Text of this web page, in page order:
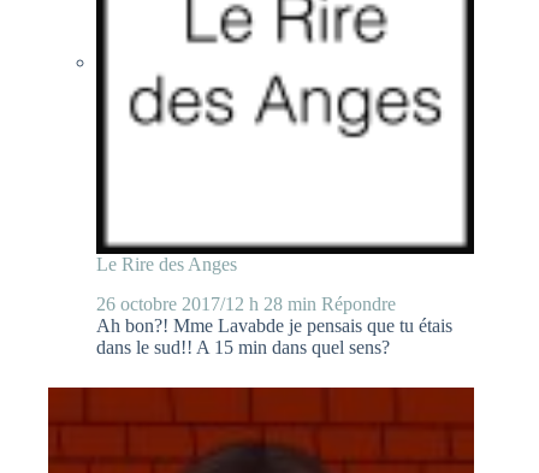
Le Rire des Anges
26 octobre 2017/12 h 28 min Répondre
Ah bon?! Mme Lavabde je pensais que tu étais
dans le sud!! A 15 min dans quel sens?